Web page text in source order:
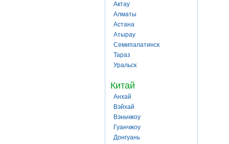
Актау
Алматы
Астана
Атырау
Семипалатинск
Тараз
Уральск
Китай
Анхай
Вэйхай
Вэньчжоу
Гуанчжоу
Донгуань